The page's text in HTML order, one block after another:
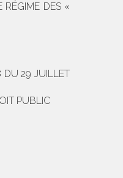
DES «
DU 29 JUILLET
PUBLIC